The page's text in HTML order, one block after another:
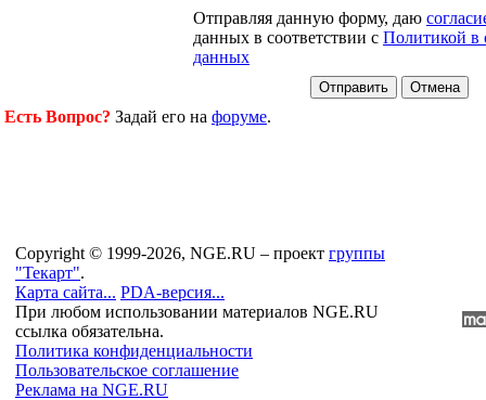
Отправляя данную форму, даю
данных в соответствии с Политикой в
данных
Есть Вопрос? Задай его на форуме.
Copyright © 1999-2026, NGE.RU – проект группы
"Текарт".
Карта сайта... PDA-версия...
При любом использовании материалов NGE.RU
ссылка обязательна.
Политика конфиденциальности
Пользовательское соглашение
Реклама на NGE.RU